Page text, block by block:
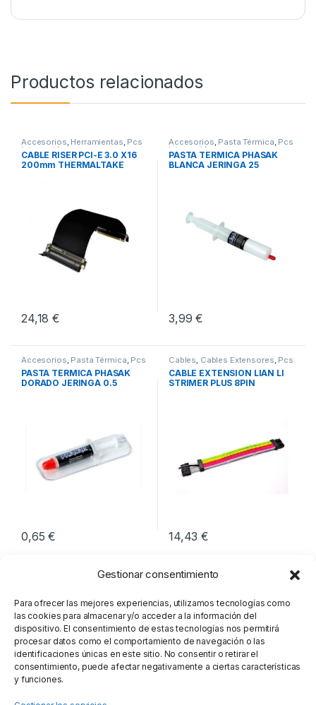
Gestionar consentimiento
Para ofrecer las mejores experiencias, utilizamos tecnologías como
las cookies para almacenar y/o acceder a la información del
dispositivo. El consentimiento de estas tecnologías nos permitirá
procesar datos como el comportamiento de navegación o las
identificaciones únicas en este sitio. No consentir o retirar el
consentimiento, puede afectar negativamente a ciertas características
y funciones.
Productos relacionados
Accesorios, Herramientas, Pcs
Integración
CABLE RISER PCI-E 3.0 X16
200mm THERMALTAKE
24,18€
Accesorios, Pasta Térmica, Pcs
Integración
PASTA TERMICA PHASAK
BLANCA JERINGA 25
3,99€
Accesorios, Pasta Térmica, Pcs
Integración
PASTA TÉRMICA PHASAK
DORADO JERINGA 0.5
0,65€
Cables, Cables Extensores, Pcs
Integración
CABLE EXTENSION LIAN LI
STRIMER PLUS 8PIN
14,43€